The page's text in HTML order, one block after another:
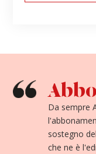
Da sempre
sostegno
che ne è